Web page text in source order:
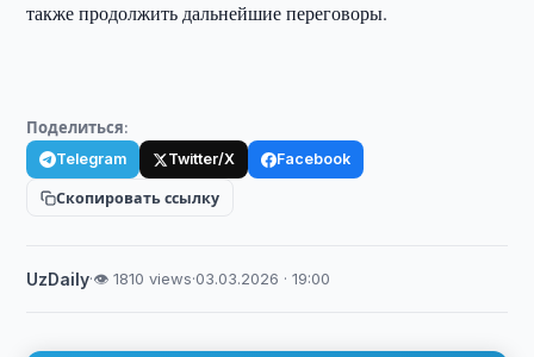
также продолжить дальнейшие переговоры.
Поделиться:
Telegram Twitter/X Facebook
Скопировать ссылку
UzDaily·👁 1810 views·03.03.2026 · 19:00